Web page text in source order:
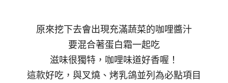
原來挖下去會出現充滿蔬菜的咖哩醬汁
要混合著蛋白霜一起吃
滋味很獨特，咖哩味道好香喔！
這款好吃，與叉燒、烤乳鴿並列為必點項目